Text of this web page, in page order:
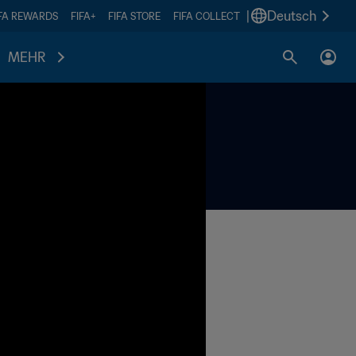
REWARDS FIFA+ FIFA STORE FIFA COLLECT Deutsch
MEHR